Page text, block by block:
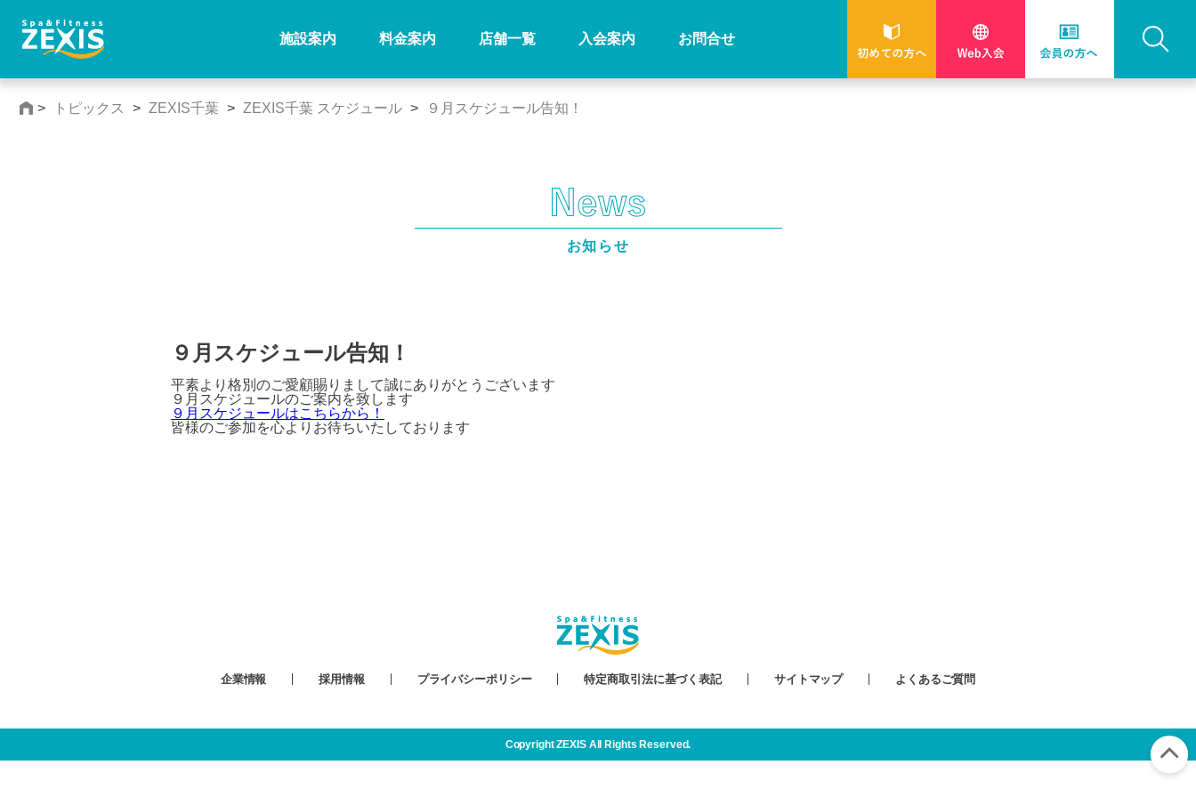
施設案内 料金案内 店舗一覧 入会案内 お問合せ
> トピックス > ZEXIS千葉 > ZEXIS千葉 スケジュール > ９月スケジュール告知！
お知らせ
９月スケジュール告知！
平素より格別のご愛顧賜りまして誠にありがとうございます
９月スケジュールのご案内を致します
９月スケジュールはこちらから！
皆様のご参加を心よりお待ちいたしております
企業情報 採用情報 プライバシーポリシー 特定商取引法に基づく表記 サイトマップ よくあるご質問
Copyright ZEXIS All Rights Reserved.